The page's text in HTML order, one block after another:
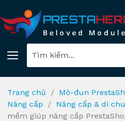
Trang chủ Mô-đun
Nâng cấp
Nâng cấp & di
mềm giúp nâng cấp